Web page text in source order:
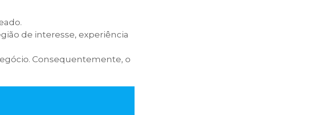
de interesse, experiência
Consequentemente, o